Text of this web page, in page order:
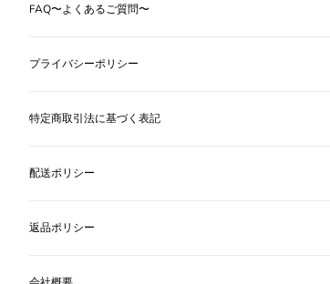
FAQ〜よくあるご質問〜
プライバシーポリシー
特定商取引法に基づく表記
配送ポリシー
返品ポリシー